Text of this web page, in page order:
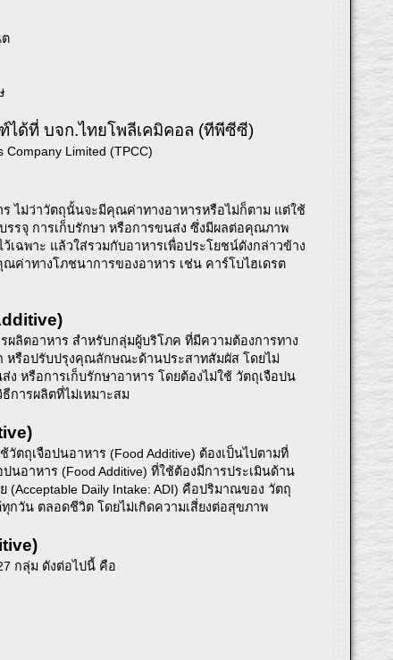
ต
ได้ที่ บจก.ไทยโพลีเคมิคอล (ทีพีซีซี)
Company Limited (TPCC)
ไม่ว่าวัตถุนั้นจะมีคุณค่าทางอาหารหรือไม่ก็ตาม แต่ใช้
รรจุ การเก็บรักษา หรือการขนส่ง ซึ่งมีผลต่อคุณภาพ
ฉพาะ แล้วใส่รวมกับอาหารเพื่อประโยชน์ดังกล่าวข้าง
ค่าทางโภชนาการของอาหาร เช่น คาร์โบไฮเดรต
ลิตอาหาร สำหรับกลุ่มผู้บริโภค ที่มีความต้องการทาง
หรือปรับปรุงคุณลักษณะด้านประสาทสัมผัส โดยไม่
หรือการเก็บรักษาอาหาร โดยต้องไม่ใช้ วัตถุเจือปน
การผลิตที่ไม่เหมาะสม
ตถุเจือปนอาหาร (Food Additive) ต้องเป็นไปตามที่
อาหาร (Food Additive) ที่ใช้ต้องมีการประเมินด้าน
Daily Intake: ADI) คือปริมาณของ วัตถุ
กวัน ตลอดชีวิต โดยไม่เกิดความเสี่ยงต่อสุขภาพ
กลุ่ม ดังต่อไปนี้ คือ